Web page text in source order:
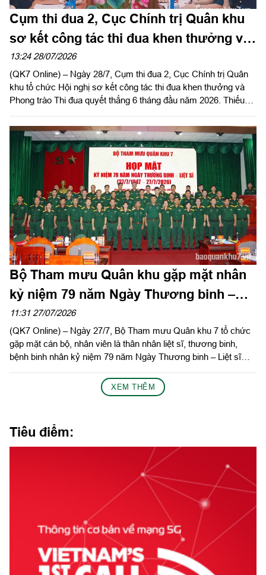
Cụm thi đua 2, Cục Chính trị Quân khu
sơ kết công tác thi đua khen thưởng và
Phong trào Thi đua quyết thắng 6 tháng
đầu năm
13:24 28/07/2026
(QK7 Online) – Ngày 28/7, Cụm thi đua 2, Cục Chính trị Quân
khu tổ chức Hội nghị sơ kết công tác thi đua khen thưởng và
Phong trào Thi đua quyết thắng 6 tháng đầu năm 2026. Thiếu
nhiệm Chính trị Quân khu dự, phát biểu chỉ đạo.
Bộ Tham mưu Quân khu gặp mặt nhân
kỷ niệm 79 năm Ngày Thương binh –
Liệt sĩ
11:31 27/07/2026
(QK7 Online) – Ngày 27/7, Bộ Tham mưu Quân khu 7 tổ chức
gặp mặt cán bộ, nhân viên là thân nhân liệt sĩ, thương binh,
bệnh binh nhân kỷ niệm 79 năm Ngày Thương binh – Liệt sĩ
XEM THÊM
Tiêu điểm: